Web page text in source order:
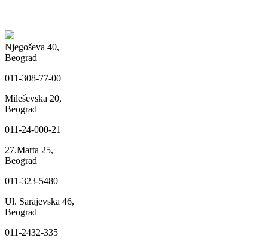
Njegoševa 40,
Beograd
011-308-77-00
Mileševska 20,
Beograd
011-24-000-21
27.Marta 25,
Beograd
011-323-5480
Ul. Sarajevska 46,
Beograd
011-2432-335